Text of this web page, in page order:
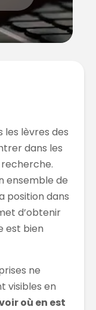
les lèvres des
dans les
ensemble de
position dans
d’obtenir
est bien
ne
visibles en
où en est